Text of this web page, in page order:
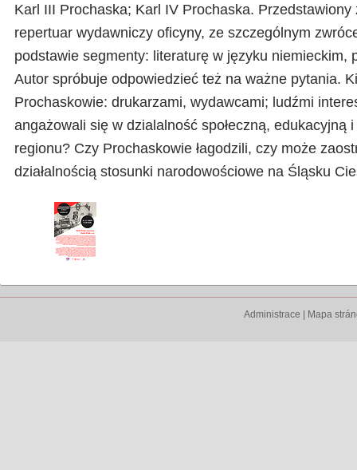
Karl III Prochaska; Karl IV Prochaska. Przedstawiony
repertuar wydawniczy oficyny, ze szczególnym
podstawie segmenty: literaturę w języku niemieckim,
Autor spróbuje odpowiedzieć też na ważne pytania.
Prochaskowie: drukarzami, wydawcami; ludźmi
angażowali się w dzialalność społeczną, edukacyjną
regionu? Czy Prochaskowie łagodzili, czy może
działalnością stosunki narodowościowe na Śląsku
Administrace Mapa